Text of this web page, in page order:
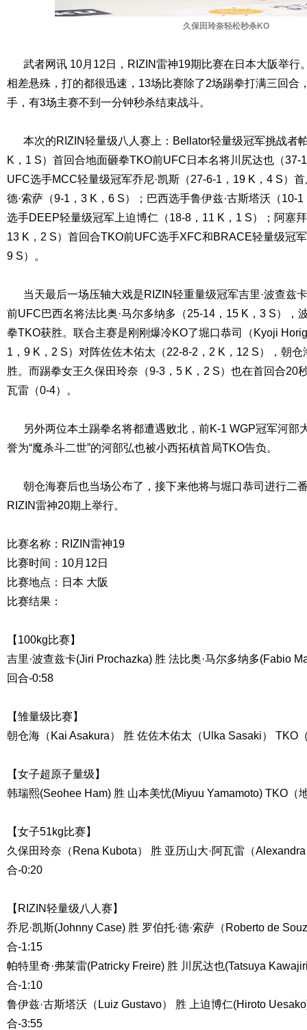
久保田玲奈轻松秒杀KO
武者网讯 10月12日，RIZIN雷神19期比赛在日本大阪举行
相差悬殊，打的都很迅速，13场比赛除了2场踢拳打满三回合
手，有3场主赛不到一分钟秒杀结束战斗。
本次的RIZIN轻量级八人赛上：Bellator轻量级冠军挑战者
K，1 S）首回合地面砸拳TKO前UFC日本名将川尻达也（37-
UFC选手MCC轻量级冠军乔尼·凯斯（27-6-1，19 K，4 S）
德·索萨（9-1，3 K，6 S）；巴西选手鲁伊兹·古斯塔沃（10-
选手DEEP轻量级冠军上迫博仁（18-8，11 K，1 S）；阿塞
13 K，2 S）首回合TKO前UFC选手XFC和BRACE轻量级冠
9 S）。
当天最后一场压轴大戏是RIZIN轻重量级冠军吉里·波查兹
前UFC巴西名将法比奥·马尔多纳多（25-14，15 K，3 S），
拳TKO获胜。联合主赛是刚刚爆冷KO了堀口恭司（Kyoji
1，9 K，2 S）对阵佐佐木佑太（22-8-2，2 K，12 S），朝
胜。而踢拳女王久保田玲奈（9-3，5 K，2 S）也在首回合20
瓦雷（0-4）。
另外两位本土踢拳名将都遭遇败北，前K-1 WGP冠军河部
誉为“魔杀斗二世”的河部弘也被小西拓槙首局TKO告负。
朝仓海赛后也当场公布了，接下来他将与堀口恭司进行二
RIZIN雷神20期上举行。
比赛名称：RIZIN雷神19
比赛时间：10月12日
比赛地点：日本 大阪
比赛结果：
【100kg比赛】
吉里·波查兹卡(Jiri Prochazka) 胜 法比奥·马尔多纳多(Fabio
回合-0:58
【雏量级比赛】
朝仓海（Kai Asakura） 胜 佐佐木佑太（Ulka Sasaki） TKO
【女子超原子量级】
韩瑞熙(Seohee Ham) 胜 山本美忧(Miyuu Yamamoto) TKO（
【女子51kg比赛】
久保田玲奈（Rena Kubota） 胜 亚历山大·阿瓦雷（
合-0:20
【RIZIN轻量级八人赛】
乔尼·凯斯(Johnny Case) 胜 罗伯托·德·索萨（Roberto de
合-1:15
帕特里奇·弗莱雷(Patricky Freire) 胜 川尻达也(Tatsuya
合-1:10
鲁伊兹·古斯塔沃（Luiz Gustavo） 胜 上迫博仁(Hiroto
合-3:55